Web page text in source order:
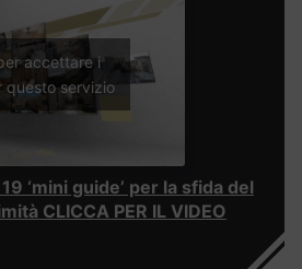
accettare i
questo servizio
‘mini guide’ per la sfida del
CLICCA PER IL VIDEO